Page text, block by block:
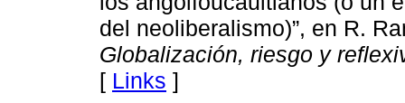
del neoliberalismo)”, en R.
Globalización, riesgo y
[ Links ]